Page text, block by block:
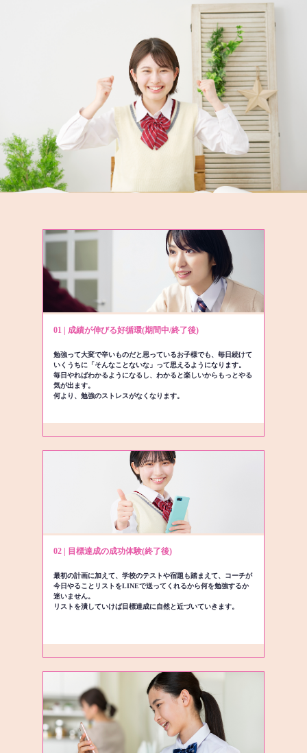
01 | 成績が伸びる好循環(期間中/終了後)
勉強って大変で辛いものだと思っているお子様でも、毎日続けて
いくうちに「そんなことないな」って思えるようになります。
毎日やればわかるようになるし、わかると楽しいからもっとやる
気が出ます。
何より、勉強のストレスがなくなります。
02 | 目標達成の成功体験(終了後)
最初の計画に加えて、学校のテストや宿題も踏まえて、コーチが
今日やることリストをLINEで送ってくれるから何を勉強するか
迷いません。
リストを潰していけば目標達成に自然と近づいていきます。